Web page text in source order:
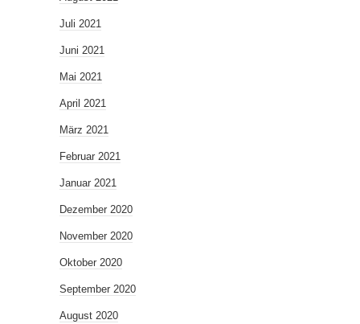
Juli 2021
Juni 2021
Mai 2021
April 2021
März 2021
Februar 2021
Januar 2021
Dezember 2020
November 2020
Oktober 2020
September 2020
August 2020